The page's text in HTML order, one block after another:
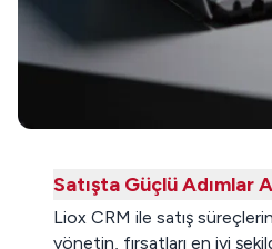
Satışta Güçlü Adımlar
Liox CRM ile satış
yönetin, fırsatları en iyi